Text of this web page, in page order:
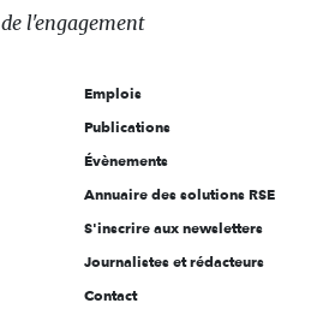
de l'engagement
Emplois
Publications
Évènements
Annuaire des solutions RSE
S'inscrire aux newsletters
Journalistes et rédacteurs
Contact